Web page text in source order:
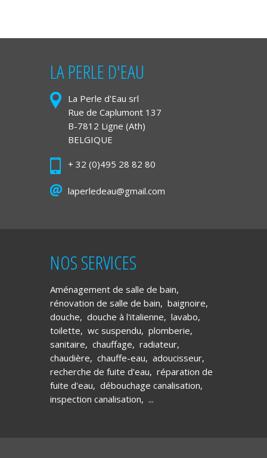
LA PERLE D'EAU
La Perle d'Eau srl
Rue de Caplumont 137
B-7812 Ligne (Ath)
BELGIQUE
+ 32 (0)495 28 82 80
laperledeau@gmail.com
NOS SERVICES
Aménagement de salle de bain,
rénovation de salle de bain, baignoire,
douche, douche à l'italienne, lavabo,
toilette, wc suspendu, plomberie,
sanitaire, chauffage, radiateur,
chaudière, chauffe-eau, adoucisseur,
recherche de fuite d'eau, réparation de
fuite d'eau, débouchage canalisation,
inspection canalisation, ...